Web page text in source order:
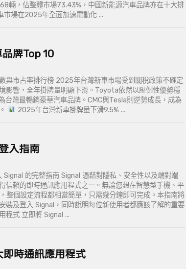
輛，佔整體市場73.43%，中國新能源汽車品牌亦在十大排
市場在2025年全面加速電動化 ...
牌Top 10
與市占率排行榜 2025年台灣新車市場受到關稅政策不確定
影響，全年掛牌量明顯下滑。Toyota依然以壓倒性優勢穩
台灣最暢銷豪華汽車品牌。CMC與Tesla則逆勢成長，成為
2025年台灣新車掛牌量下滑9.5% ...
入指南
Signal 的完整指南 Signal 憑藉對隱私、安全性以及端對端
信賴的即時通訊應用程式之一。無論您想在智慧型手機、平
整個設定流程都相當簡單，只需幾分鐘即可完成。本指南將
裝及登入 Signal，同時說明每位新使用者都應該了解的重要
程式 立即將 Signal ...
即時通訊應用程式